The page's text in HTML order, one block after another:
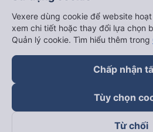
Vexere dùng cookie để website
xem chi tiết hoặc thay đổi lựa chọn
Quản lý cookie. Tìm hiểu thêm trong
Chấp nhận
Tùy chọn
Từ chối